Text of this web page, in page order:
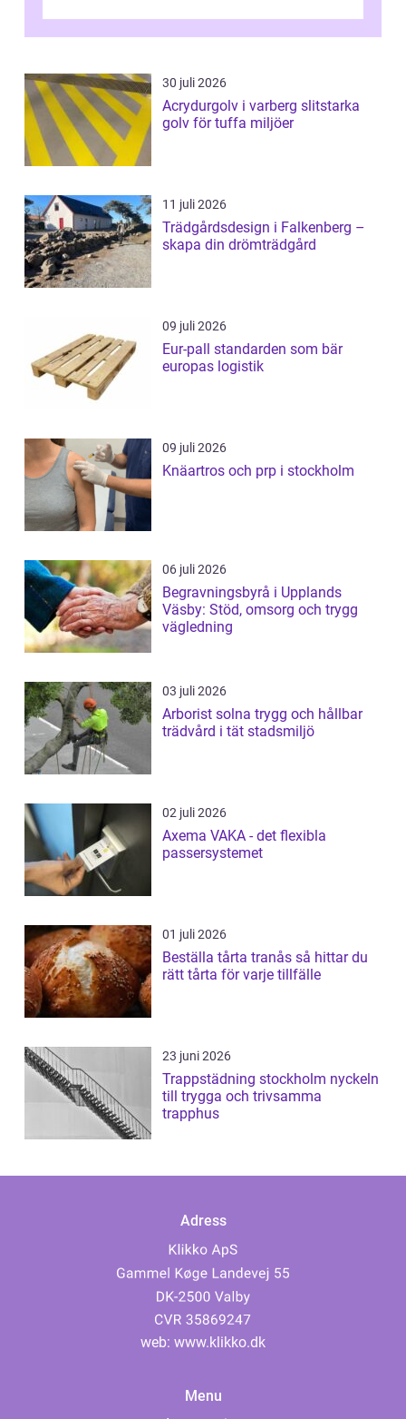
omtan...
30 juli 2026
Acrydurgolv i varberg slitstarka
golv för tuffa miljöer
11 juli 2026
Trädgårdsdesign i Falkenberg –
skapa din drömträdgård
09 juli 2026
Eur-pall standarden som bär
europas logistik
09 juli 2026
Knäartros och prp i stockholm
06 juli 2026
Begravningsbyrå i Upplands
Väsby: Stöd, omsorg och trygg
vägledning
03 juli 2026
Arborist solna trygg och hållbar
trädvård i tät stadsmiljö
02 juli 2026
Axema VAKA - det flexibla
passersystemet
01 juli 2026
Beställa tårta tranås så hittar du
rätt tårta för varje tillfälle
23 juni 2026
Trappstädning stockholm nyckeln
till trygga och trivsamma
trapphus
Adress
web: www.klikko.dk
Menu